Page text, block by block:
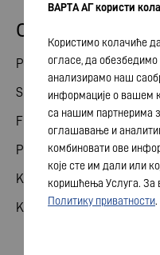
Odnosi ulagača
Podeli
Skupština akcionara
Finansijski kalendar
Publikacije
Kontakt sa investitorom
Korporativno upravljanje
ВАРТА АГ користи
Користимо колачиће
огласе, да
анализирамо наш
информације о вашем
са нашим партнерима
оглашавање и
комбиновати ове
које сте им дали или
коришћења Услуга. За
Политику приватности.